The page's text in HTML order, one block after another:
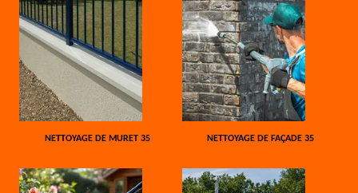
NETTOYAGE DE MURET 35 NETTOYAGE DE FAÇADE 35